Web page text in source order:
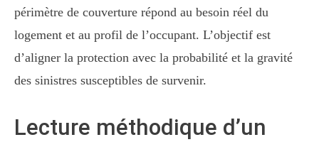
périmètre de couverture répond au besoin réel du
logement et au profil de l’occupant. L’objectif est
d’aligner la protection avec la probabilité et la gravité
des sinistres susceptibles de survenir.
Lecture méthodique d’un